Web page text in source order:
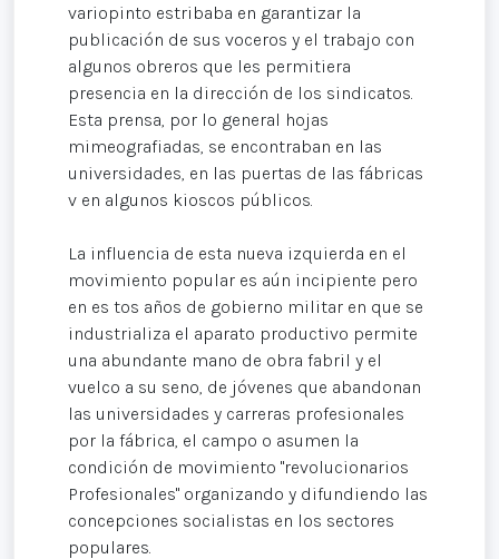
variopinto estribaba en garantizar la
publicación de sus voceros y el trabajo con
algunos obreros que les permitiera
presencia en la dirección de los sindicatos.
Esta prensa, por lo general hojas
mimeografiadas, se encontraban en las
universidades, en las puertas de las fábricas
v en algunos kioscos públicos.
La influencia de esta nueva izquierda en el
movimiento popular es aún incipiente pero
en es tos años de gobierno militar en que se
industrializa el aparato productivo permite
una abundante mano de obra fabril y el
vuelco a su seno, de jóvenes que abandonan
las universidades y carreras profesionales
por la fábrica, el campo o asumen la
condición de movimiento "revolucionarios
Profesionales" organizando y difundiendo las
concepciones socialistas en los sectores
populares.